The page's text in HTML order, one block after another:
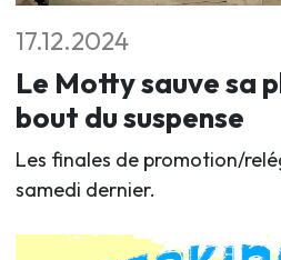
17.12.2024
Le Motty sauve sa
bout du suspense
Les finales de promotion/
samedi dernier.